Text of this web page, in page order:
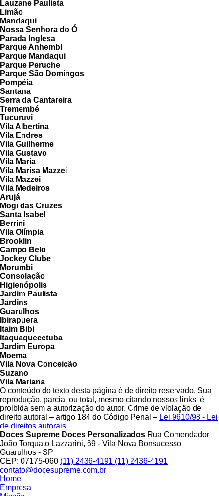
Lauzane Paulista
Limão
Mandaqui
Nossa Senhora do Ó
Parada Inglesa
Parque Anhembi
Parque Mandaqui
Parque Peruche
Parque São Domingos
Pompéia
Santana
Serra da Cantareira
Tremembé
Tucuruvi
Vila Albertina
Vila Endres
Vila Guilherme
Vila Gustavo
Vila Maria
Vila Marisa Mazzei
Vila Mazzei
Vila Medeiros
Arujá
Mogi das Cruzes
Santa Isabel
Berrini
Vila Olímpia
Brooklin
Campo Belo
Jockey Clube
Morumbi
Consolação
Higienópolis
Jardim Paulista
Jardins
Guarulhos
Ibirapuera
Itaim Bibi
Itaquaquecetuba
Jardim Europa
Moema
Vila Nova Conceição
Suzano
Vila Mariana
O conteúdo do texto desta página é de direito reservado. Sua
reprodução, parcial ou total, mesmo citando nossos links, é
proibida sem a autorização do autor. Crime de violação de
direito autoral – artigo 184 do Código Penal – Lei 9610/98 - Lei
de direitos autorais.
Doces Supreme Doces Personalizados Rua Comendador
João Torquato Lazzarini, 69 - Vila Nova Bonsucesso
Guarulhos - SP
CEP: 07175-060 (11) 2436-4191 (11) 2436-4191
contato@docesupreme.com.br
Home
Empresa